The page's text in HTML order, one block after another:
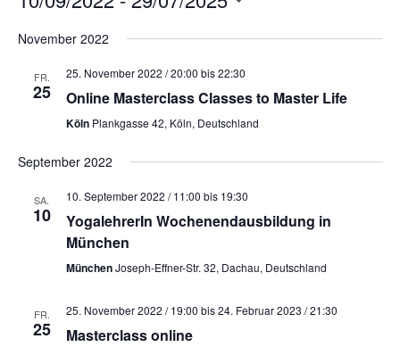
w
November 2022
FR.
25
25. November 2022 / 20:00 bis22:30
Online Masterclass Classes to Master Life
Köln Plankgasse 42, Köln, Deutschland
September 2022
SA.
10
10. September 2022 / 11:00 bis 19:30
YogalehrerIn Wochenendausbildung in
München
MünchenJoseph-Effner-Str. 32, Dachau, Deutschland
FR.
25
25. November 2022 / 19:00 bis24. Februar 2023 / 21:30
Masterclass online